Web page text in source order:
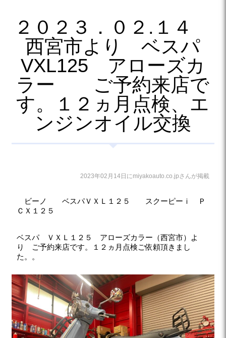
２０２３．０２.１４
西宮市より ベスパ
VXL125 アローズカ
ラー ご予約来店で
す。１２ヵ月点検、エ
ンジンオイル交換
2023年02月14日にmiyakoauto.co.jpさんが掲載
ビーノ ベスパＶＸＬ１２５ スクーピーｉ Ｐ
ＣＸ１２５
ベスパ ＶＸＬ１２５ アローズカラー（西宮市）よ
り ご予約来店です。１２ヵ月点検ご依頼頂きまし
た。。